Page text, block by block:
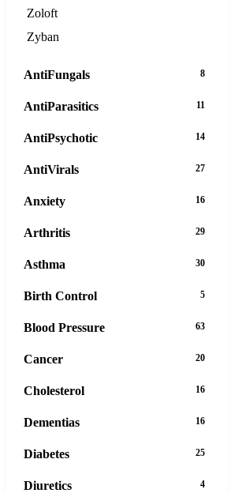
Zoloft
Zyban
AntiFungals 8
AntiParasitics 11
AntiPsychotic 14
AntiVirals 27
Anxiety 16
Arthritis 29
Asthma 30
Birth Control 5
Blood Pressure 63
Cancer 20
Cholesterol 16
Dementias 16
Diabetes 25
Diuretics 4